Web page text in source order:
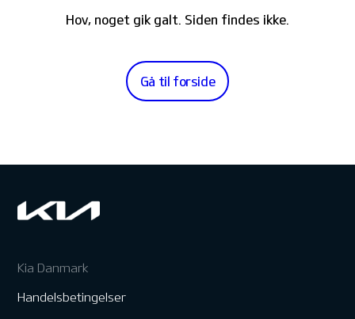
Hov, noget gik galt. Siden findes ikke.
Gå til forside
Kia Danmark
Handelsbetingelser